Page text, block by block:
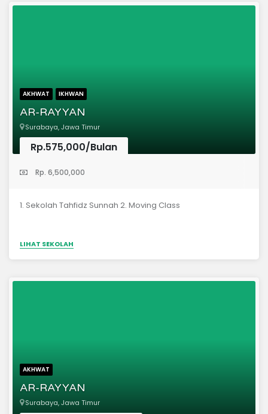
AKHWAT IKHWAN
AR-RAYYAN
Surabaya, Jawa Timur
Rp.575,000/Bulan
Rp. 6,500,000
1. Sekolah Tahfidz Sunnah 2. Moving Class
LIHAT SEKOLAH
AKHWAT
AR-RAYYAN
Surabaya, Jawa Timur